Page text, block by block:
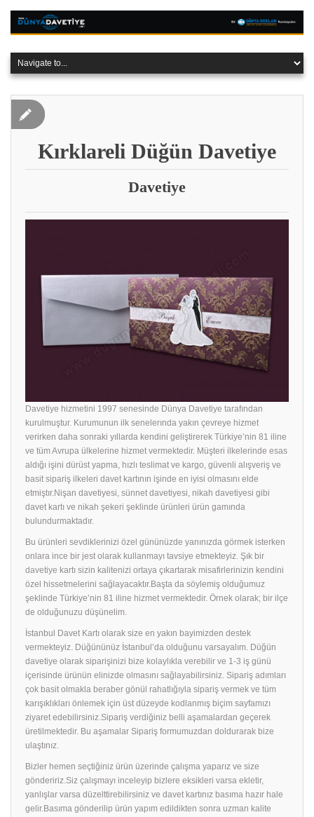
Kırklareli Düğün Davetiye
Davetiye
Davetiye hizmetini 1997 senesinde Dünya Davetiye tarafından
kurulmuştur. Kurumunun ilk senelerında yakın çevreye hizmet
verirken daha sonraki yıllarda kendini geliştirerek Türkiye’nin 81 iline
ve tüm Avrupa ülkelerine hizmet vermektedir. Müşteri ilkelerinde esas
aldığı işini dürüst yapma, hızlı teslimat ve kargo, güvenli alışveriş ve
basit sipariş ilkeleri davet kartının işinde en iyisi olmasını elde
etmiştır.Nişan davetiyesi, sünnet davetiyesi, nikah davetiyesi gibi
davet kartı ve nikah şekeri şeklinde ürünleri ürün gamında
bulundurmaktadır.
Bu ürünleri sevdiklerinizi özel gününüzde yanınızda görmek isterken
onlara ince bir jest olarak kullanmayı tavsiye etmekteyiz. Şık bir
davetiye kartı sizin kalitenizi ortaya çıkartarak misafirlerinizin kendini
özel hissetmelerini sağlayacaktır.Başta da söylemiş olduğumuz
şeklinde Türkiye’nin 81 iline hizmet vermektedir. Örnek olarak; bir ilçe
de olduğunuzu düşünelim.
İstanbul Davet Kartı olarak size en yakın bayimizden destek
vermekteyiz. Düğününüz İstanbul’da olduğunu varsayalım. Düğün
davetiye olarak siparişinizi bize kolaylıkla verebilir ve 1-3 iş günü
içerisinde ürünün elinizde olmasını sağlayabilirsiniz. Sipariş adımları
çok basit olmakla beraber gönül rahatlığıyla sipariş vermek ve tüm
karışıklıkları önlemek için üst düzeyde kodlanmış biçim sayfamızı
ziyaret edebilirsiniz.Sipariş verdiğiniz belli aşamalardan geçerek
üretilmektedir. Bu aşamalar Sipariş formumuzdan doldurarak bize
ulaştınız.
Bizler hemen seçtiğiniz ürün üzerinde çalışma yaparız ve size
göndeririz.Siz çalışmayı inceleyip bizlere eksikleri varsa ekletir,
yanlışlar varsa düzelttirebilirsiniz ve davet kartınız basıma hazır hale
gelir.Basıma gönderilip ürün yapım edildikten sonra uzman kalite